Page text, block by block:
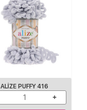
ALIZE PUFFY 416